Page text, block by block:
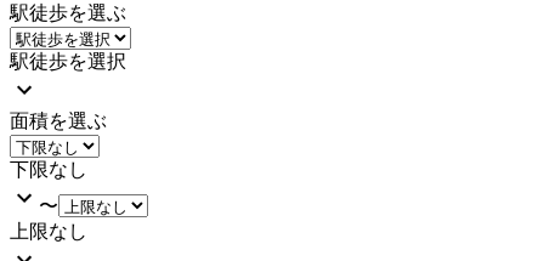
駅徒歩を選ぶ
駅徒歩を選択
面積を選ぶ
下限なし
〜
上限なし